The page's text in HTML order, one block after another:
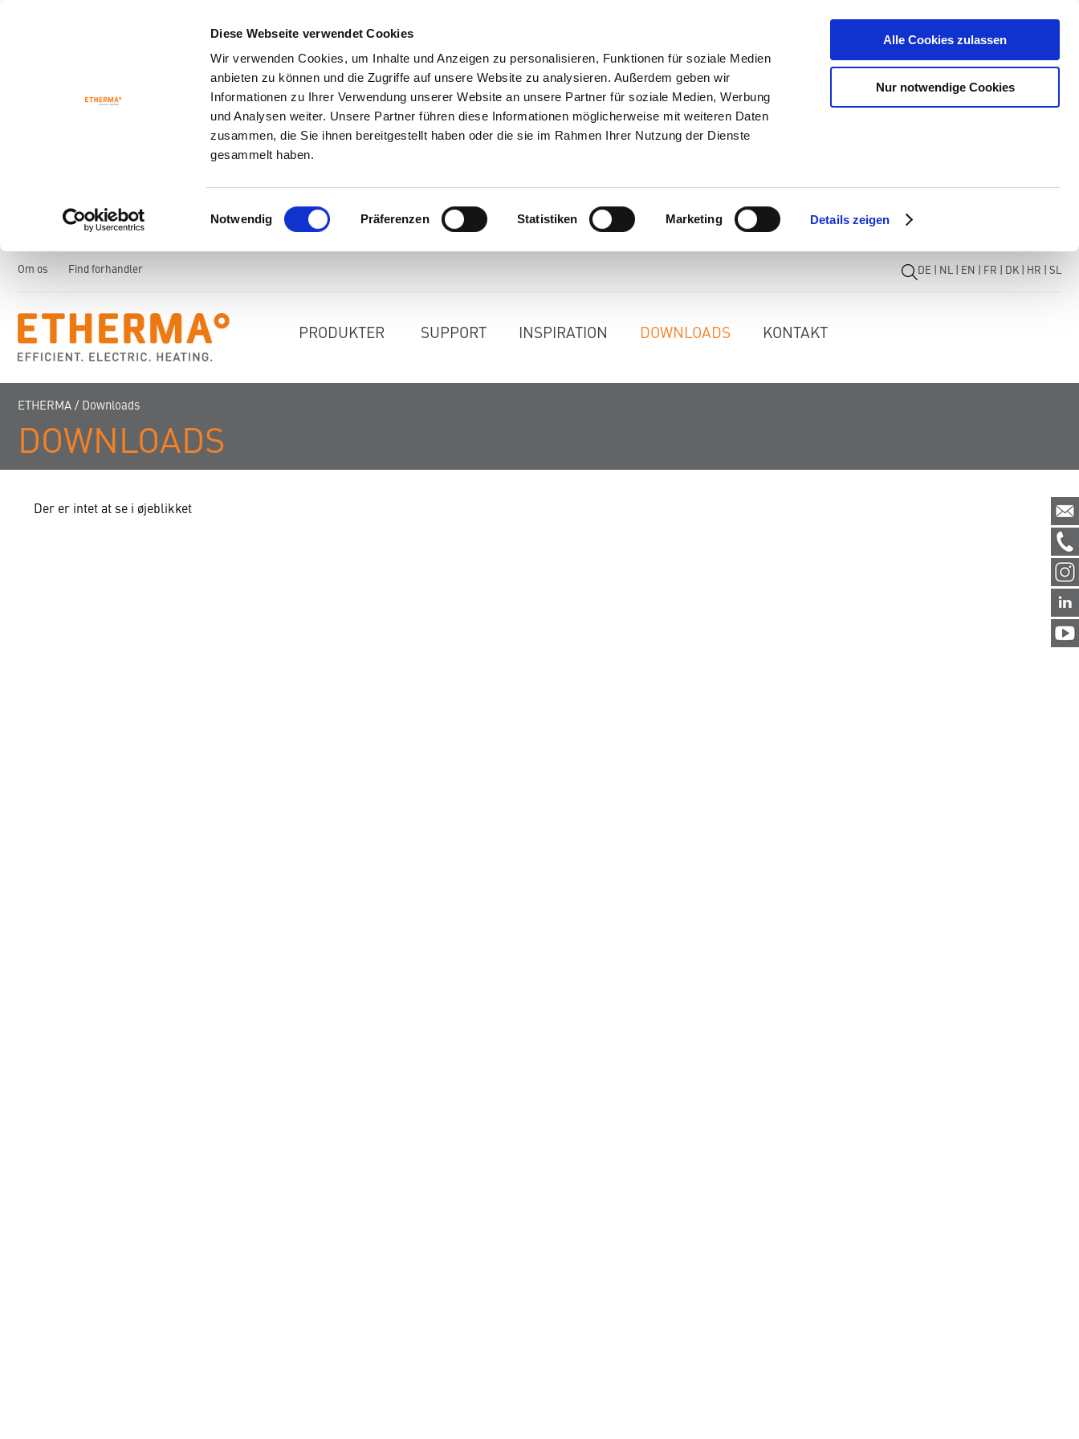
Diese Webseite verwendet Cookies
Wir verwenden Cookies, um Inhalte und Anzeigen zu personalisieren, Funktionen für soziale Medien
anbieten zu können und die Zugriffe auf unsere Website zu analysieren. Außerdem geben wir
Informationen zu Ihrer Verwendung unserer Website an unsere Partner für soziale Medien, Werbung
und Analysen weiter. Unsere Partner führen diese Informationen möglicherweise mit weiteren Daten
zusammen, die Sie ihnen bereitgestellt haben oder die sie im Rahmen Ihrer Nutzung der Dienste
gesammelt haben.
Einwilligungsauswahl
Notwendig Präferenzen Statistiken Marketing Details zeigen
Alle Cookies zulassen
Nur notwendige Cookies
Om os Find forhandler DE NL EN FR DK HR SL
PRODUKTER SUPPORT INSPIRATION DOWNLOADS KONTAKT
ETHERMA / Downloads
DOWNLOADS
Der er intet at se i øjeblikket